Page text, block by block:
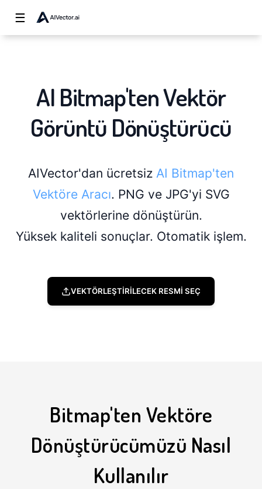
☰
AI Bitmap'ten Vektör
Görüntü Dönüştürücü
AIVector'dan ücretsiz AI Bitmap'ten
Vektöre Aracı. PNG ve JPG'yi SVG
vektörlerine dönüştürün.
Yüksek kaliteli sonuçlar. Otomatik işlem.
VEKTÖRLEŞTİRİLECEK RESMİ SEÇ
Bitmap'ten Vektöre
Dönüştürücümüzü Nasıl
Kullanılır